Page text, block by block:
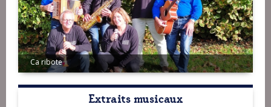
Ca ribote
Les Copains de la Planche
Extraits musicaux